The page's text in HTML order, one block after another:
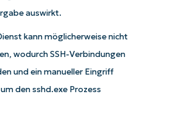
auswirkt.
kann möglicherweise nicht
wodurch SSH-Verbindungen
und ein manueller Eingriff
den sshd.exe Prozess